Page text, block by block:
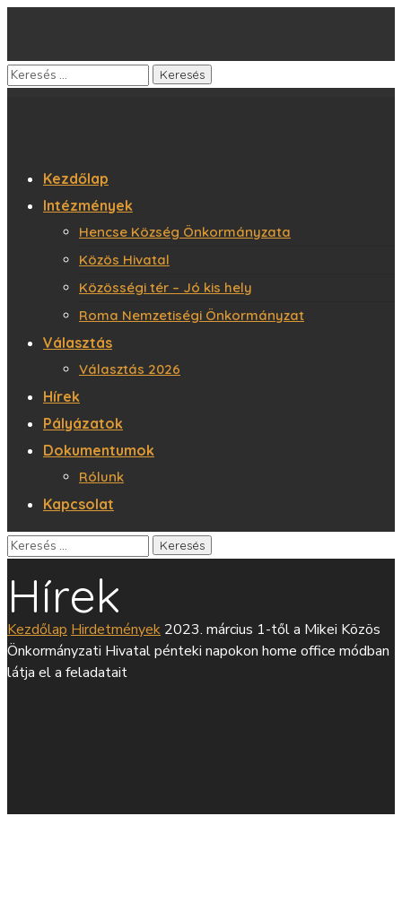
Kezdőlap
Intézmények
Hencse Község Önkormányzata
Közös Hivatal
Közösségi tér – Jó kis hely
Roma Nemzetiségi Önkormányzat
Választás
Választás 2026
Hírek
Pályázatok
Dokumentumok
Rólunk
Kapcsolat
Hírek
Kezdőlap Hirdetmények 2023. március 1-től a Mikei Közös
Önkormányzati Hivatal pénteki napokon home office módban
látja el a feladatait